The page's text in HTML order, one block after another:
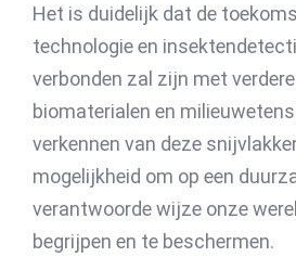
Het is duidelijk dat de
technologie en
verbonden zal zijn met
biomaterialen en
verkennen van deze
mogelijkheid om op een
verantwoorde wijze onze
begrijpen en te beschermen.